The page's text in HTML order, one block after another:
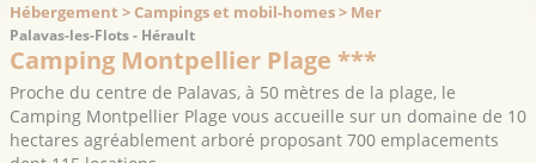
Hébergement > Campings et mobil-homes > Mer
Palavas-les-Flots - Hérault
Camping Montpellier Plage ***
Proche du centre de Palavas, à 50 mètres de la plage, le
Camping Montpellier Plage vous accueille sur un domaine de 10
hectares agréablement arboré proposant 700 emplacements